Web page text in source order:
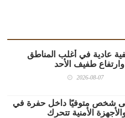
عادية في أغلب المناطق
طفيف الأحد
2026-08-07
شخص متوفيًا داخل حفرة في
الأمنية تتحرك